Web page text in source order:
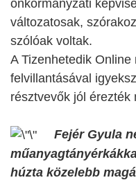
önkormányzati
változatosak,
szólóak voltak.
A Tizenhetedik
felvillantásával
résztvevők jól érezték
Fejér Gyula
húzta közelebb